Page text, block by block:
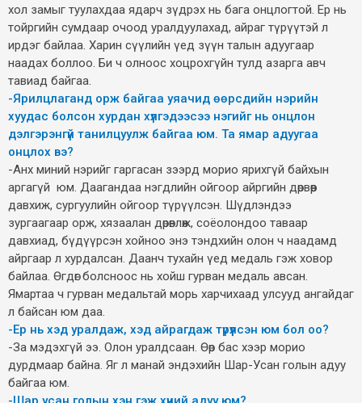
хол замыг туулахдаа ядарч зүдрэх нь бага онцлогтой. Ер нь
тойргийн сумдаар очоод уралдуулахад, айраг түрүүтэй л
ирдэг байлаа. Харин сүүлийн үед зүүн талын адуугаар
наадах боллоо. Би ч олноос хоцрохгүйн тулд азарга авч
тавиад байгаа.
-Ярилцлаганд орж байгаа уяачид өөрсдийн нэрийн
хуудас болсон хурдан хүлгэдээсээ нэгийг нь онцлон
дэлгэрэнгүй танилцуулж байгаа юм. Та ямар адуугаа
онцлох вэ?
-Анх миний нэрийг гаргасан зээрд морио ярихгүй байхын
аргагүй юм. Даагандаа нэгдлийн ойгоор айргийн дөрвөөр
давхиж, сургуулийн ойгоор түрүүлсэн. Шүдлэндээ
зургаагаар орж, хязаалан дөрөвлөж, соёолондоо таваар
давхиад, бүдүүрсэн хойноо энэ тэндхийн олон ч наадамд
айргаар л хурдалсан. Даанч тухайн үед медаль гэж ховор
байлаа. Өгдөг болсноос нь хойш гурван медаль авсан.
Ямартаа ч гурван медальтай морь харчихаад улсууд ангайдаг
л байсан юм даа.
-Ер нь хэд уралдаж, хэд айрагдаж түрүүлсэн юм бол оо?
-За мэдэхгүй ээ. Олон уралдсаан. Өөр бас хээр морио
дурдмаар байна. Яг л манай эндэхийн Шар-Усан голын адуу
байгаа юм.